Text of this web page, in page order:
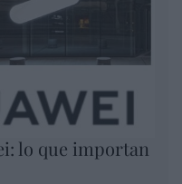
lo que importan